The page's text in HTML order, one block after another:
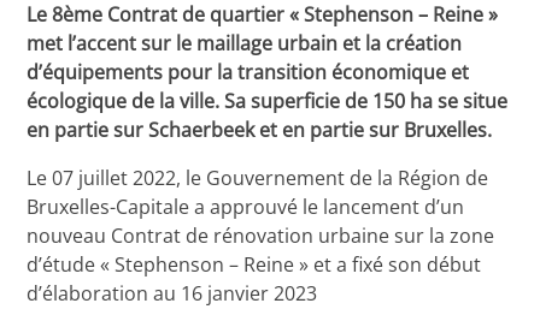
Le 8ème Contrat de quartier « Stephenson – Reine »
met l’accent sur le maillage urbain et la création
d’équipements pour la transition économique et
écologique de la ville. Sa superficie de 150 ha se situe
en partie sur Schaerbeek et en partie sur Bruxelles.
Le 07 juillet 2022, le Gouvernement de la Région de
Bruxelles-Capitale a approuvé le lancement d’un
nouveau Contrat de rénovation urbaine sur la zone
d’étude « Stephenson – Reine » et a fixé son début
d’élaboration au 16 janvier 2023